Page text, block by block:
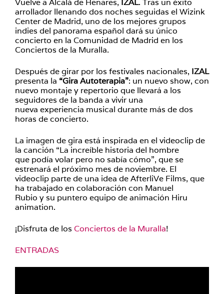
Vuelve a Alcalá de Henares, IZAL. Tras un éxito
arrollador llenando dos noches seguidas el Wizink
Center de Madrid, uno de los mejores grupos
indies del panorama español dará su único
concierto en la Comunidad de Madrid en los
Conciertos de la Muralla.
Después de girar por los festivales nacionales, IZAL
presenta la “Gira Autoterapia”: un nuevo show, con
nuevo montaje y repertorio que llevará a los
seguidores de la banda a vivir una
nueva experiencia musical durante más de dos
horas de concierto.
La imagen de gira está inspirada en el videoclip de
la canción “La increíble historia del hombre
que podía volar pero no sabía cómo”, que se
estrenará el próximo mes de noviembre. El
videoclip parte de una idea de AfterliVe Films, que
ha trabajado en colaboración con Manuel
Rubio y su puntero equipo de animación Hiru
animation.
¡Disfruta de los Conciertos de la Muralla!
ENTRADAS